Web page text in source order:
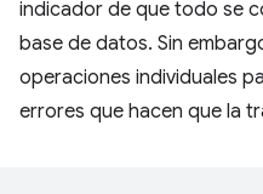
indicador de que todo se
base de datos. Sin
operaciones individuales
errores que hacen que la